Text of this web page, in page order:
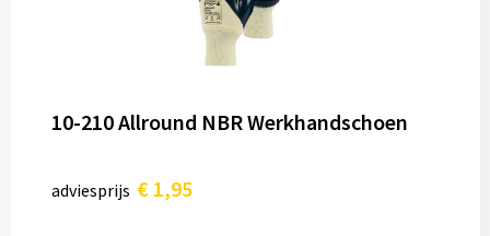
10-210 Allround NBR Werkhandschoen
adviesprijs € 1,95